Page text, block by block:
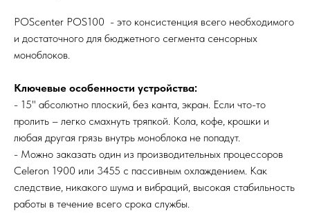
POScenter POS100 - это консистенция всего необходимого
и достаточного для бюджетного сегмента сенсорных
моноблоков.
Ключевые особенности устройства:
- 15" абсолютно плоский, без канта, экран. Если что-то
пролить – легко смахнуть тряпкой. Кола, кофе, крошки и
любая другая грязь внутрь моноблока не попадут.
- Можно заказать один из производительных процессоров
Celeron 1900 или 3455 с пассивным охлаждением. Как
следствие, никакого шума и вибраций, высокая стабильность
работы в течение всего срока службы.